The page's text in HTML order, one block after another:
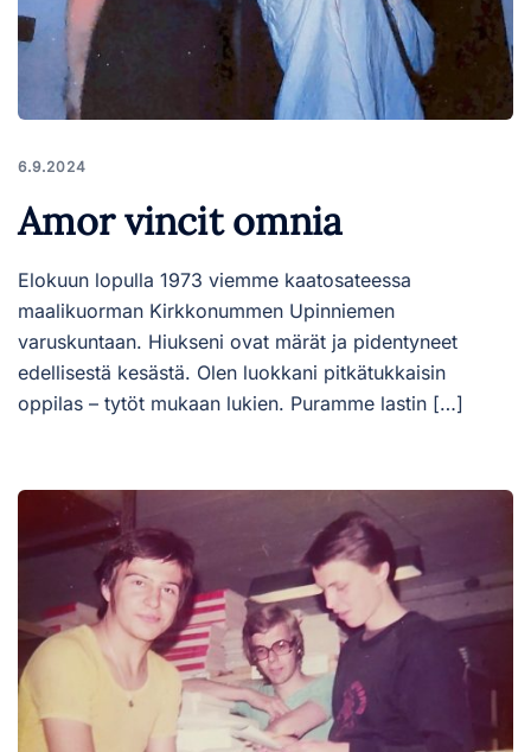
6.9.2024
Amor vincit omnia
Elokuun lopulla 1973 viemme kaatosateessa
maalikuorman Kirkkonummen Upinniemen
varuskuntaan. Hiukseni ovat märät ja pidentyneet
edellisestä kesästä. Olen luokkani pitkätukkaisin
oppilas – tytöt mukaan lukien. Puramme lastin […]